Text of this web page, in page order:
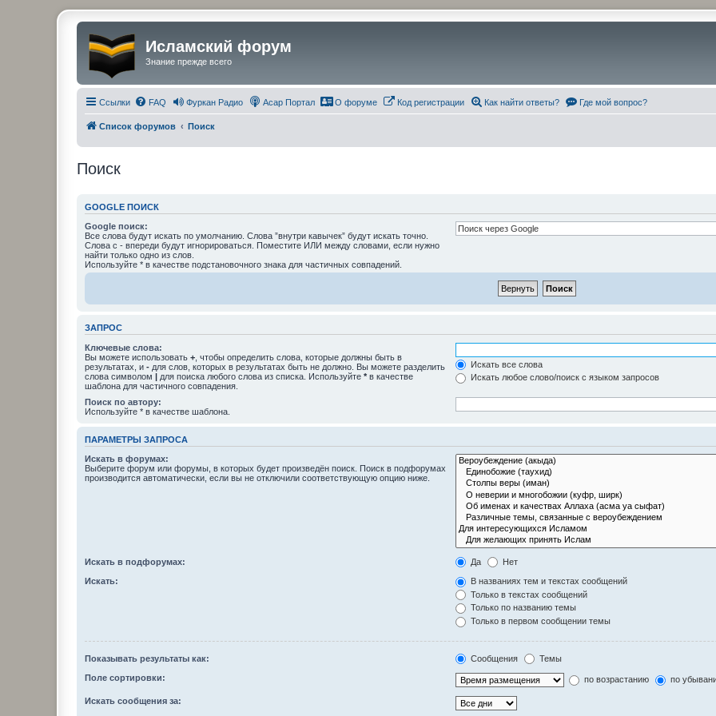
Исламский форум
Знание прежде всего
Ссылки FAQ Фуркан Радио Асар Портал О форуме Код регистрации Как найти ответы? Где мой вопрос?
Список форумов Поиск
Поиск
GOOGLE ПОИСК
Google поиск:
Все слова будут искать по умолчанию. Слова ”внутри кавычек” будут искать точно.
Слова с - впереди будут игнорироваться. Поместите ИЛИ между словами, если нужно
найти только одно из слов.
Используйте * в качестве подстановочного знака для частичных совпадений.
ЗАПРОС
Ключевые слова:
Вы можете использовать + , чтобы определить слова, которые должны быть в
результатах, и - для слов, которых в результатах быть не должно. Вы можете разделить
слова символом | для поиска любого слова из списка. Используйте * в качестве
шаблона для частичного совпадения.
Искать все слова
Искать любое слово/поиск с языком запросов
Поиск по автору:
Используйте * в качестве шаблона.
ПАРАМЕТРЫ ЗАПРОСА
Искать в форумах:
Выберите форум или форумы, в которых будет произведён поиск. Поиск в подфорумах
производится автоматически, если вы не отключили соответствующую опцию ниже.
Искать в подфорумах: Да Нет
Искать:
В названиях тем и текстах сообщений
Только в текстах сообщений
Только по названию темы
Только в первом сообщении темы
Показывать результаты как: Сообщения Темы
Поле сортировки: по возрастанию по
Искать сообщения за: